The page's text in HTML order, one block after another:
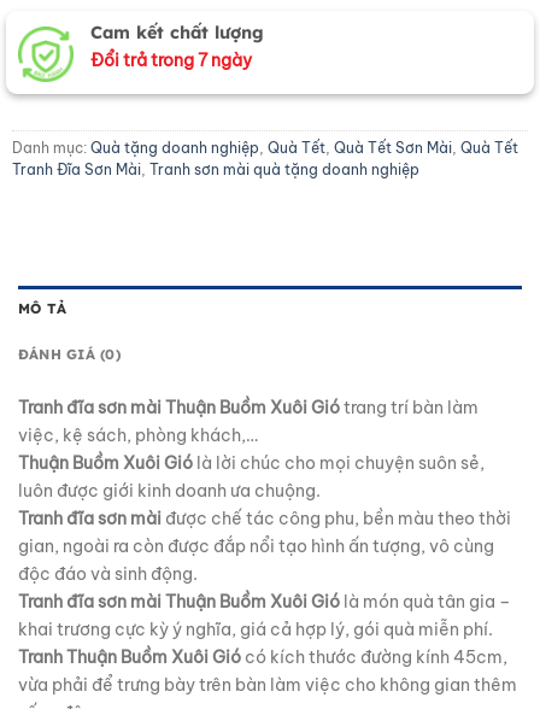
Cam kết chất lượng
Đổi trả trong 7 ngày
Danh mục: Quà tặng doanh nghiệp, Quà Tết, Quà Tết Sơn Mài, Quà Tết
Tranh Đĩa Sơn Mài, Tranh sơn mài quà tặng doanh nghiệp
MÔ TẢ
ĐÁNH GIÁ (0)
Tranh đĩa sơn mài Thuận Buồm Xuôi Giótrang trí bàn làm
việc, kệ sách, phòng khách,…
Thuận Buồm Xuôi Gió là lời chúc cho mọi chuyện suôn sẻ,
luôn được giới kinh doanh ưa chuộng.
Tranh đĩa sơn mài được chế tác công phu, bền màu theo thời
gian, ngoài ra còn được đắp nổi tạo hình ấn tượng, vô cùng
độc đáo và sinh động.
Tranh đĩa sơn mài Thuận Buồm Xuôi Gió là món quà tân gia –
khai trương cực kỳ ý nghĩa, giá cả hợp lý, gói quà miễn phí.
Tranh Thuận Buồm Xuôi Gió có kích thước đường kính 45cm,
vừa phải để trưng bày trên bàn làm việc cho không gian thêm